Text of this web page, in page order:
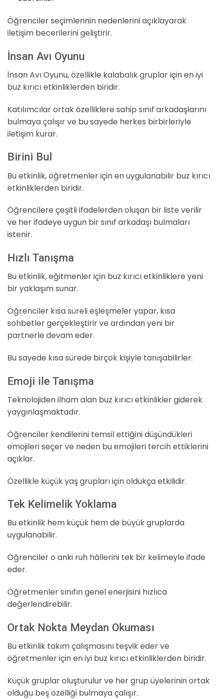
Öğrenciler seçimlerinin nedenlerini açıklayarak
iletişim becerilerini geliştirir.
İnsan Avı Oyunu
İnsan Avı Oyunu, özellikle kalabalık gruplar için en iyi
buz kırıcı etkinliklerden biridir.
Katılımcılar ortak özelliklere sahip sınıf arkadaşlarını
bulmaya çalışır ve bu sayede herkes birbirleriyle
iletişim kurar.
Birini Bul
Bu etkinlik, öğretmenler için en uygulanabilir buz kırıcı
etkinliklerden biridir.
Öğrencilere çeşitli ifadelerden oluşan bir liste verilir
ve her ifadeye uygun bir sınıf arkadaşı bulmaları
istenir.
Hızlı Tanışma
Bu etkinlik, eğitmenler için buz kırıcı etkinliklere yeni
bir yaklaşım sunar.
Öğrenciler kısa süreli eşleşmeler yapar, kısa
sohbetler gerçekleştirir ve ardından yeni bir
partnerle devam eder.
Bu sayede kısa sürede birçok kişiyle tanışabilirler.
Emoji ile Tanışma
Teknolojiden ilham alan buz kırıcı etkinlikler giderek
yaygınlaşmaktadır.
Öğrenciler kendilerini temsil ettiğini düşündükleri
emojileri seçer ve neden bu emojileri tercih ettiklerini
açıklar.
Özellikle küçük yaş grupları için oldukça etkilidir.
Tek Kelimelik Yoklama
Bu etkinlik hem küçük hem de büyük gruplarda
uygulanabilir.
Öğrenciler o anki ruh hâllerini tek bir kelimeyle ifade
eder.
Öğretmenler sınıfın genel enerjisini hızlıca
değerlendirebilir.
Ortak Nokta Meydan Okuması
Bu etkinlik takım çalışmasını teşvik eder ve
öğretmenler için en iyi buz kırıcı etkinliklerden biridir.
Küçük gruplar oluşturulur ve her grup üyelerinin ortak
olduğu beş özelliği bulmaya çalışır.